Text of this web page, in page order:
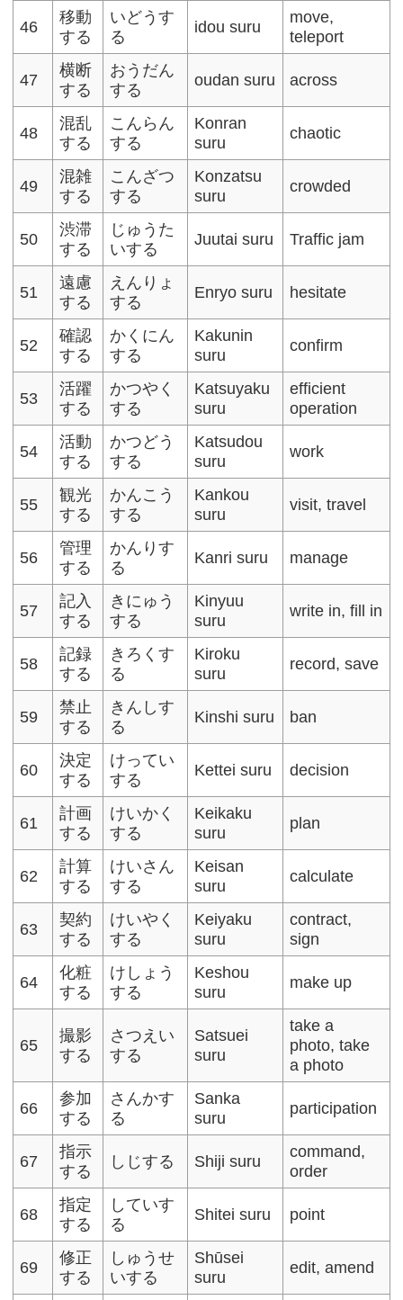
46
移動
する
いどうす
る
idou suru
move,
teleport
47
横断
する
おうだん
する
oudan suru across
48
混乱
する
こんらん
する
Konran
suru
chaotic
49
混雑
する
こんざつ
する
Konzatsu
suru
crowded
50
渋滞
する
じゅうた
いする
Juutai suru Traffic jam
51
遠慮
する
えんりょ
する
Enryo suru hesitate
52
確認
する
かくにん
する
Kakunin
suru
confirm
53
活躍
する
かつやく
する
Katsuyaku
suru
efficient
operation
54
活動
する
かつどう
する
Katsudou
suru
work
55
観光
する
かんこう
する
Kankou
suru
visit, travel
56
管理
する
かんりす
る
Kanri suru manage
57
記入
する
きにゅう
する
Kinyuu
suru
write in, fill in
58
記録
する
きろくす
る
Kiroku
suru
record, save
59
禁止
する
きんしす
る
Kinshi suru ban
60
決定
する
けってい
する
Kettei suru decision
61
計画
する
けいかく
する
Keikaku
suru
plan
62
計算
する
けいさん
する
Keisan
suru
calculate
63
契約
する
けいやく
する
Keiyaku
suru
contract,
sign
64
化粧
する
けしょう
する
Keshou
suru
make up
65
撮影
する
さつえい
する
Satsuei
suru
take a
photo, take
a photo
66
参加
する
さんかす
る
Sanka
suru
participation
67
指示
する
しじする Shiji suru
command,
order
68
指定
する
していす
る
Shitei suru point
69
修正
する
しゅうせ
いする
Shūsei
suru
edit, amend